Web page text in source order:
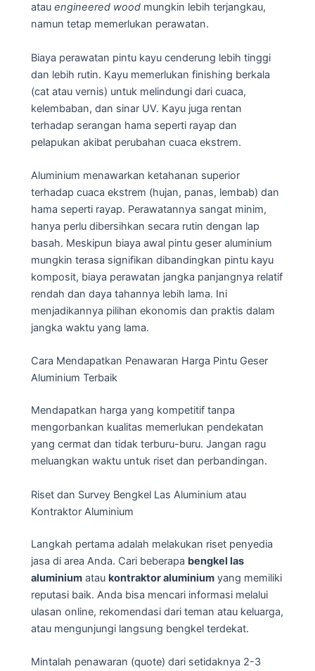
atau engineered wood mungkin lebih terjangkau,
namun tetap memerlukan perawatan.
Biaya perawatan pintu kayu cenderung lebih tinggi
dan lebih rutin. Kayu memerlukan finishing berkala
(cat atau vernis) untuk melindungi dari cuaca,
kelembaban, dan sinar UV. Kayu juga rentan
terhadap serangan hama seperti rayap dan
pelapukan akibat perubahan cuaca ekstrem.
Aluminium menawarkan ketahanan superior
terhadap cuaca ekstrem (hujan, panas, lembab) dan
hama seperti rayap. Perawatannya sangat minim,
hanya perlu dibersihkan secara rutin dengan lap
basah. Meskipun biaya awal pintu geser aluminium
mungkin terasa signifikan dibandingkan pintu kayu
komposit, biaya perawatan jangka panjangnya relatif
rendah dan daya tahannya lebih lama. Ini
menjadikannya pilihan ekonomis dan praktis dalam
jangka waktu yang lama.
Cara Mendapatkan Penawaran Harga Pintu Geser
Aluminium Terbaik
Mendapatkan harga yang kompetitif tanpa
mengorbankan kualitas memerlukan pendekatan
yang cermat dan tidak terburu-buru. Jangan ragu
meluangkan waktu untuk riset dan perbandingan.
Riset dan Survey Bengkel Las Aluminium atau
Kontraktor Aluminium
Langkah pertama adalah melakukan riset penyedia
jasa di area Anda. Cari beberapa bengkel las
aluminium atau kontraktor aluminium yang memiliki
reputasi baik. Anda bisa mencari informasi melalui
ulasan online, rekomendasi dari teman atau keluarga,
atau mengunjungi langsung bengkel terdekat.
Mintalah penawaran (quote) dari setidaknya 2-3